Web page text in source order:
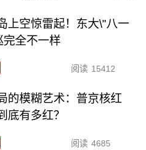
上空惊雷起！东大\"八一
完全不一样
阅读 15412
的模糊艺术：普京核红
底有多红？
阅读 4685